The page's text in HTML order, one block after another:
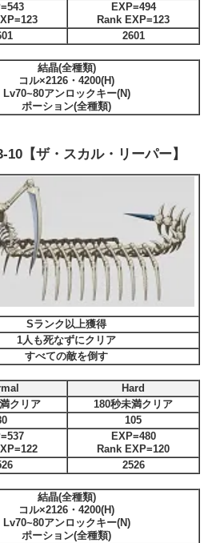
EXP=494
Rank EXP=123
2601
結晶(全種類)
コル×2126・4200(H)
Lv70~80アンロックキー(N)
ポーション(全種類)
【ザ・スカル・リーパー】
Sランク以上獲得
1人も死なずにクリア
すべての敵を倒す
Hard
クリア
180秒未満クリア
105
EXP=480
Rank EXP=120
2526
結晶(全種類)
コル×2126・4200(H)
Lv70~80アンロックキー(N)
ポーション(全種類)